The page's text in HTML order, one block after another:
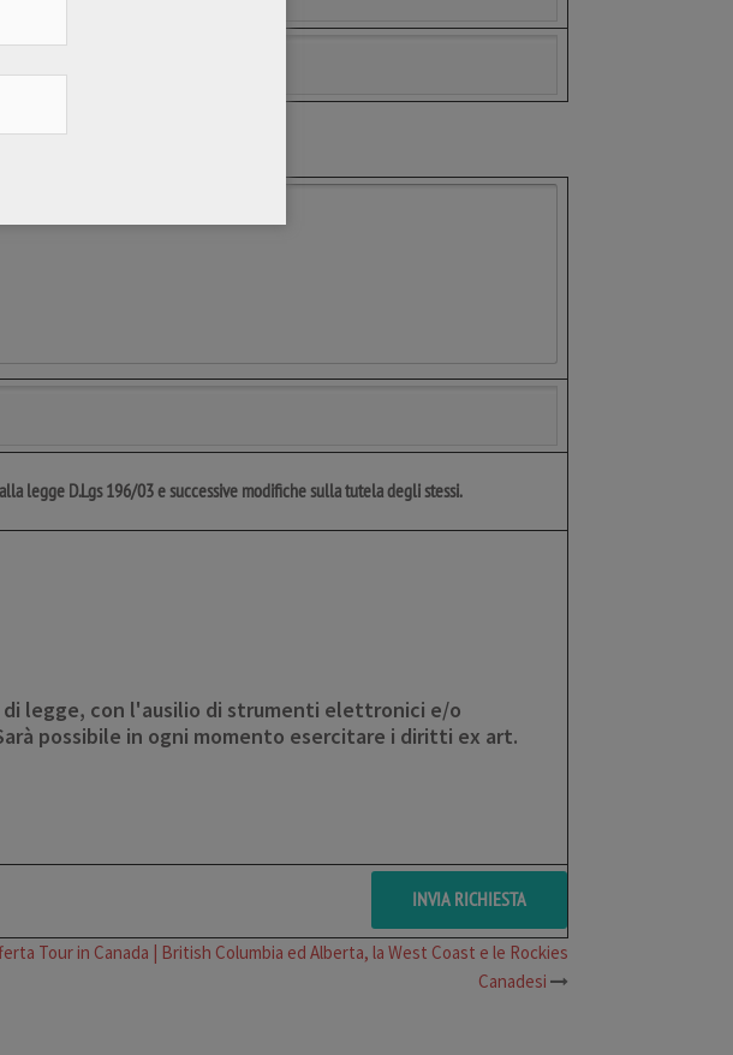
legge D.Lgs 196/03 e successive modifiche sulla tutela degli stessi.
legge, con l'ausilio di strumenti elettronici e/o
possibile in ogni momento esercitare i diritti ex art.
Tour in Canada | British Columbia ed Alberta, la West Coast e le Rockies
Canadesi